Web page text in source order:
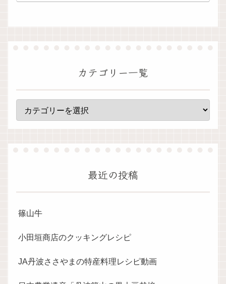
カテゴリー一覧
最近の投稿
篠山牛
小田垣商店のクッキングレシピ
JA丹波ささやまの特産料理レシピ動画